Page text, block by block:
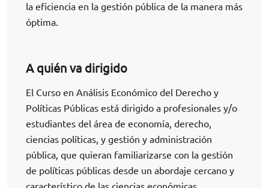
la eficiencia en la gestión pública de la manera más
óptima.
A quién va dirigido
El Curso en Análisis Económico del Derecho y
Políticas Públicas está dirigido a profesionales y/o
estudiantes del área de economía, derecho,
ciencias políticas, y gestión y administración
pública, que quieran familiarizarse con la gestión
de políticas públicas desde un abordaje cercano y